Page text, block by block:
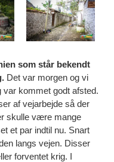
som står bekendt
Det var morgen og vi
kommet godt afsted.
af vejarbejde så der
skulle være mange
et par indtil nu. Snart
langs vejen. Disser
forventet krig. I